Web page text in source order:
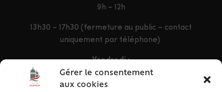
Gérer le consentement
aux cookies
9h – 12h
13h30 – 17h30 (fermeture au public – contact
uniquement par téléphone)
Vendredi :
9h – 12h & 13h30 – 16h30